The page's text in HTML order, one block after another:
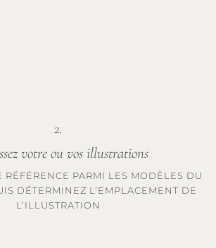
2.
votre ou vos illustrations
RÉFÉRENCE PARMI LES MODÈLES DU
DÉTERMINEZ L’EMPLACEMENT DE
L’ILLUSTRATION